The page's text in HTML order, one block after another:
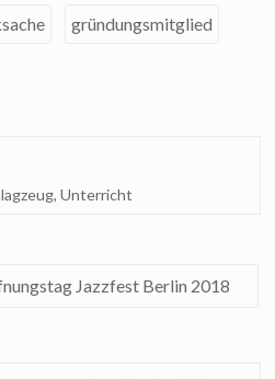
gründungsmitglied
,Unterricht
Jazzfest Berlin 2018